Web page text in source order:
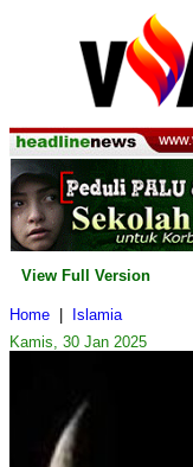
View Full Version
Home
Islamia
Kamis, 30 Jan 2025